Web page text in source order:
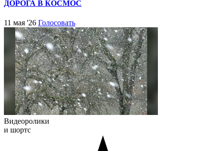
ДОРОГА В КОСМОС
11 мая '26 Голосовать
Видеоролики
и шортс